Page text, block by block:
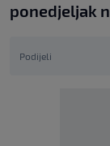
ponedjeljak
Podijeli